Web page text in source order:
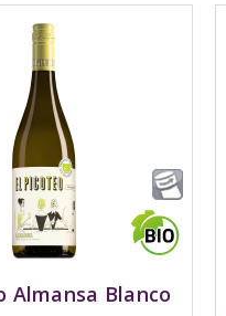
Almansa Blanco